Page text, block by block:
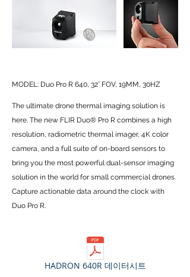
MODEL: Duo Pro R 640, 32° FOV, 19MM, 30HZ
The ultimate drone thermal imaging solution is
here. The new FLIR Duo® Pro R combines a high
resolution, radiometric thermal imager, 4K color
camera, and a full suite of on-board sensors to
bring you the most powerful dual-sensor imaging
solution in the world for small commercial drones.
Capture actionable data around the clock with
Duo Pro R.
HADRON 640R 데이터시트